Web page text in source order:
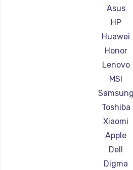
Ремонт
Ремонт
Ремонт ноутбуков
Ремонт
Ремонт
Ремонт
Ремонт
Ремонт ноутбуков
Ремонт
Ремонт ноутбуков
Ремонт
Ремонт
Asus
HP
Huawei
Honor
Lenovo
MSI
Samsung
Toshiba
Xiaomi
Apple
Dell
Digma